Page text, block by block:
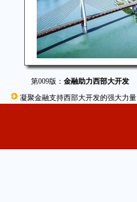
第009版：金融助力西部大开发
凝聚金融支持西部大开发的强大力量